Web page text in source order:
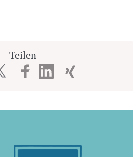
Teilen